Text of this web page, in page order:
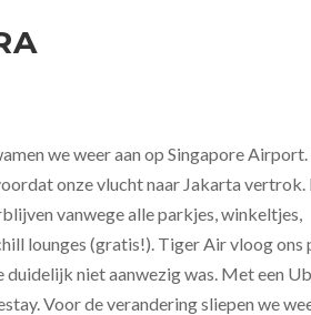
we weer aan op Singapore
onze vlucht naar Jakarta
vanwege alle parkjes, winkeltjes,
lounges (gratis!). Tiger Air vloog ons
niet aanwezig was. Met een
Voor de verandering sliepen we